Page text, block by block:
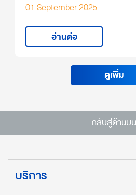
01 September 2025
อ่านต่อ
ดูเพิ่ม
กลับสู่ด้านบน
บริการ